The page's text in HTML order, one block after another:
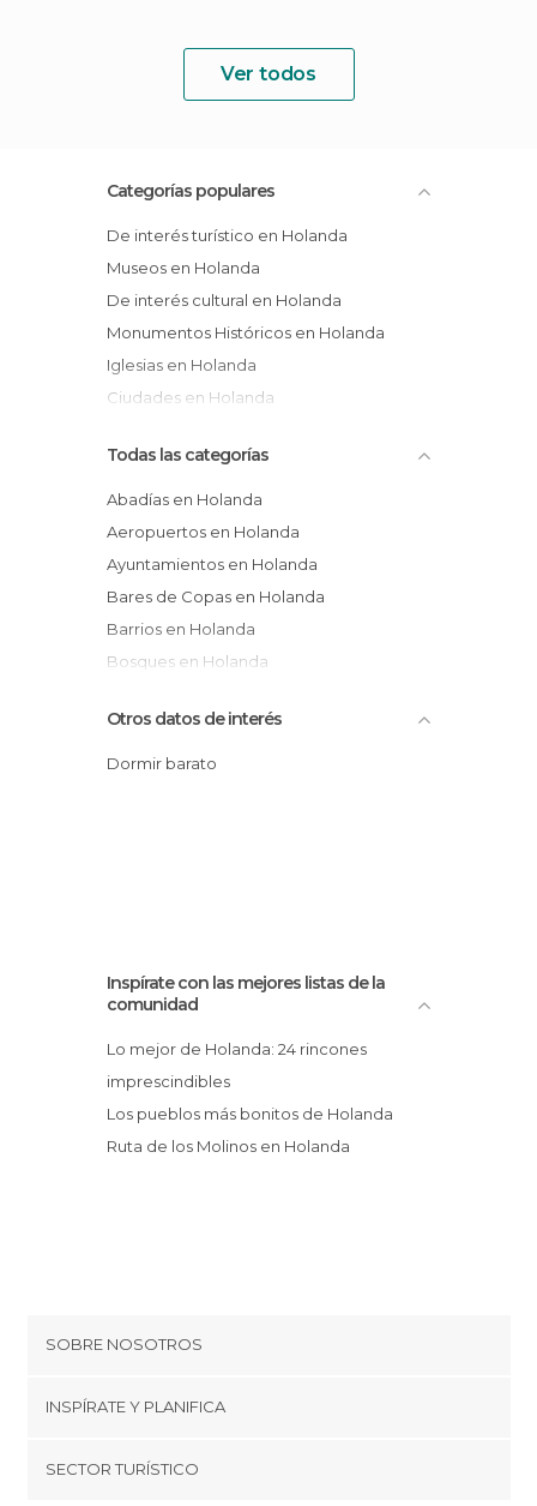
Ver todos
Categorías populares
De interés turístico en Holanda
Museos en Holanda
De interés cultural en Holanda
Monumentos Históricos en Holanda
Iglesias en Holanda
Ciudades en Holanda
Todas las categorías
Abadías en Holanda
Aeropuertos en Holanda
Ayuntamientos en Holanda
Bares de Copas en Holanda
Barrios en Holanda
Bosques en Holanda
Carril bici en Holanda
Castillos en Holanda
Discotecas en Holanda
Estaciones de Tren en Holanda
Estatuas en Holanda
Fiestas en Holanda
Iglesias en Holanda
Mercados en Holanda
Monumentos Históricos en Holanda
Palacios en Holanda
Otros datos de interés
Dormir barato
Inspírate con las mejores listas de la
comunidad
Lo mejor de Holanda: 24 rincones
imprescindibles
Los pueblos más bonitos de Holanda
Ruta de los Molinos en Holanda
SOBRE NOSOTROS
Cookies
Términos y condiciones
INSPÍRATE Y PLANIFICA
SECTOR TURÍSTICO